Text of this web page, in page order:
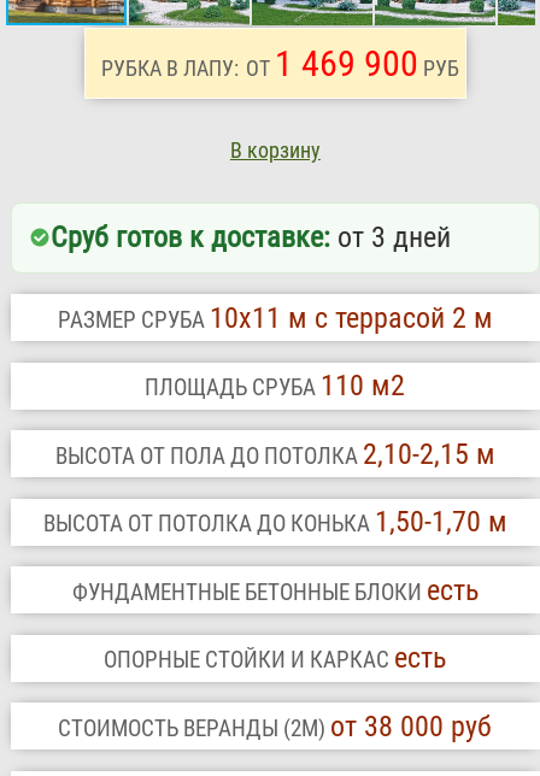
РУБКА В ЛАПУ: ОТ 1 469 900 РУБ
В корзину
Сруб готов к доставке:от 3 дней
РАЗМЕР СРУБА 10х11 м с террасой 2 м
ПЛОЩАДЬ СРУБА 110 м2
ВЫСОТА ОТ ПОЛА ДО ПОТОЛКА 2,10-2,15 м
ВЫСОТА ОТ ПОТОЛКА ДО КОНЬКА 1,50-1,70 м
ФУНДАМЕНТНЫЕ БЕТОННЫЕ БЛОКИ есть
ОПОРНЫЕ СТОЙКИ И КАРКАС есть
СТОИМОСТЬ ВЕРАНДЫ (2М) от 38 000 руб